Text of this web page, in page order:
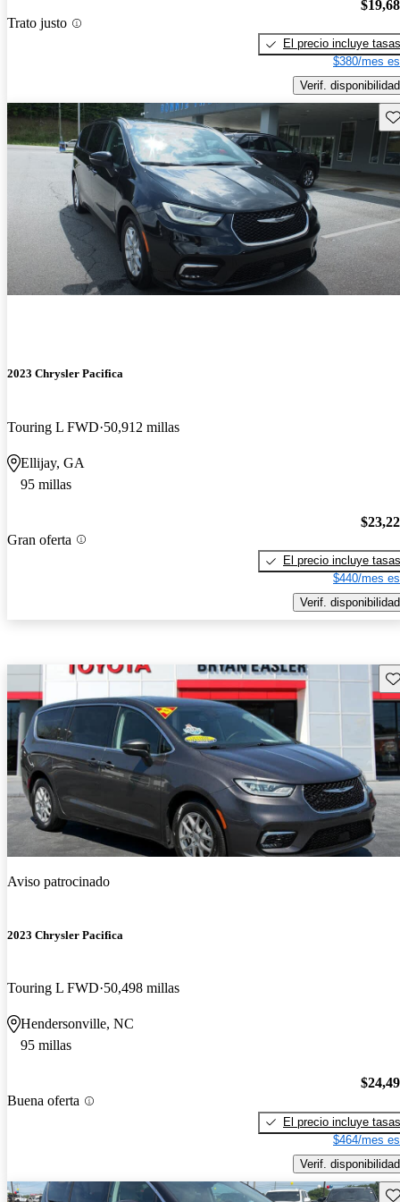
Trato justo
El precio incluye tasas
$380/mes
Verif. disponibilidad
2023 Chrysler Pacifica
Touring L FWD 50,912 millas
Ellijay, GA
95 millas
Gran oferta
El precio incluye tasas
$440/mes
Verif. disponibilidad
Aviso patrocinado
2023 Chrysler Pacifica
Touring L FWD 50,498 millas
Hendersonville, NC
95 millas
Buena oferta
El precio incluye tasas
$464/mes
Verif. disponibilidad